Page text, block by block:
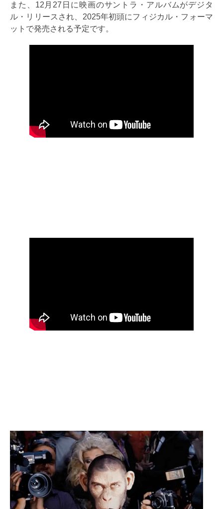
また、12月27日に映画のサントラ・アルバムがデジタ
ル・リリースされ、2025年初頭にフィジカル・フォーマ
ットで発売される予定です。